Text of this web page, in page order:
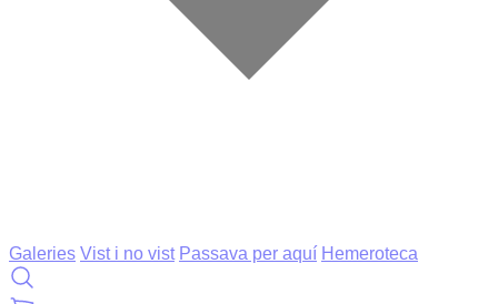
Galeries Vist i no vist Passava per aquí Hemeroteca